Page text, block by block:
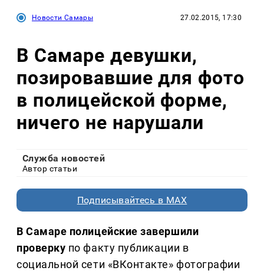
Новости Самары 27.02.2015, 17:30
В Самаре девушки,
позировавшие для фото
в полицейской форме,
ничего не нарушали
Служба новостей
Автор статьи
Подписывайтесь в MAX
В Самаре полицейские завершили
проверку по факту публикации в
социальной сети «ВКонтакте» фотографии